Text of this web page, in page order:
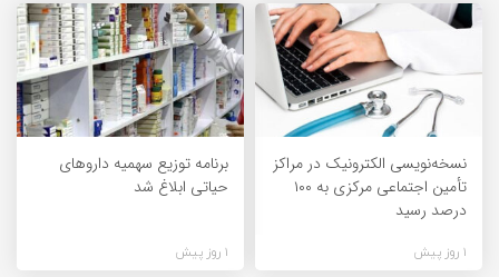
نسخه‌نویسی الکترونیک در مراکز
تأمین اجتماعی مرکزی به ۱۰۰
درصد رسید
1 روز پیش
برنامه توزیع سهمیه داروهای
حیاتی ابلاغ شد
1 روز پیش